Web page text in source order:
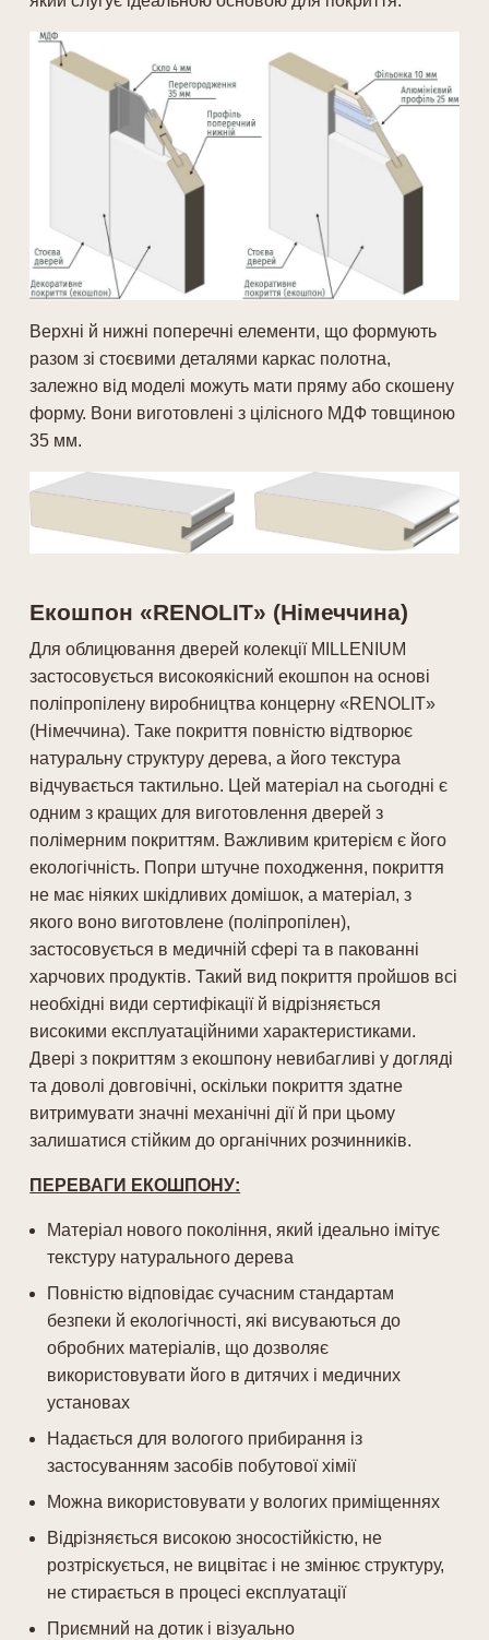
Верхні й нижні поперечні елементи, що формують
разом зі стоєвими деталями каркас полотна,
залежно від моделі можуть мати пряму або скошену
форму. Вони виготовлені з цілісного МДФ товщиною
35 мм.
Екошпон «RENOLIT» (Німеччина)
Для облицювання дверей колекції MILLENIUM
застосовується високоякісний екошпон на основі
поліпропілену виробництва концерну «RENOLIT»
(Німеччина). Таке покриття повністю відтворює
натуральну структуру дерева, а його текстура
відчувається тактильно. Цей матеріал на сьогодні є
одним з кращих для виготовлення дверей з
полімерним покриттям. Важливим критерієм є його
екологічність. Попри штучне походження, покриття
не має ніяких шкідливих домішок, а матеріал, з
якого воно виготовлене (поліпропілен),
застосовується в медичній сфері та в пакованні
харчових продуктів. Такий вид покриття пройшов всі
необхідні види сертифікації й відрізняється
високими експлуатаційними характеристиками.
Двері з покриттям з екошпону невибагливі у догляді
та доволі довговічні, оскільки покриття здатне
витримувати значні механічні дії й при цьому
залишатися стійким до органічних розчинників.
ПЕРЕВАГИ ЕКОШПОНУ:
Матеріал нового покоління, який ідеально імітує
текстуру натурального дерева
Повністю відповідає сучасним стандартам
безпеки й екологічності, які висуваються до
обробних матеріалів, що дозволяє
використовувати його в дитячих і медичних
установах
Надається для вологого прибирання із
застосуванням засобів побутової хімії
Можна використовувати у вологих приміщеннях
Відрізняється високою зносостійкістю, не
розтріскується, не вицвітає і не змінює структуру,
не стирається в процесі експлуатації
Приємний на дотик і візуально